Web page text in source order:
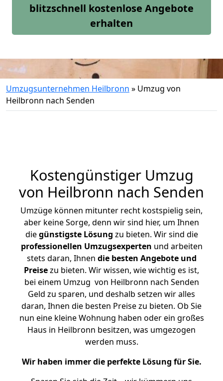
blitzschnell kostenlose Angebote
erhalten
Umzugsunternehmen Heilbronn » Umzug von
Heilbronn nach Senden
Kostengünstiger Umzug
von Heilbronn nach Senden
Umzüge können mitunter recht kostspielig sein,
aber keine Sorge, denn wir sind hier, um Ihnen
diegünstigste Lösung zu bieten. Wir sind die
professionellen Umzugsexperten und arbeiten
stets daran, Ihnen die besten Angebote und
Preisezu bieten. Wir wissen, wie wichtig es ist,
bei einem Umzug von Heilbronn nach Senden
Geld zu sparen, und deshalb setzen wir alles
daran, Ihnen die besten Preise zu bieten. Ob Sie
nun eine kleine Wohnung haben oder ein großes
Haus in Heilbronn besitzen, was umgezogen
werden muss.
Wir haben immer die perfekte Lösung für Sie.